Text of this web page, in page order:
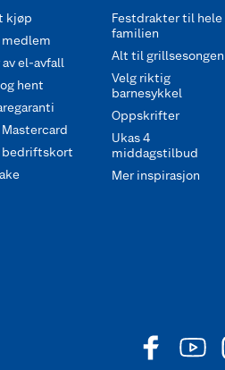
kjøp
medlem
av el-avfall
hent
bedriftskort
Festdrakter til hele
familien
Alt til grillsesongen
Velg riktig
barnesykkel
Oppskrifter
Ukas 4
middagstilbud
Mer inspirasjon